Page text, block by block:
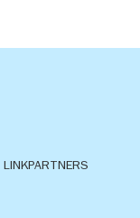
LINKPARTNERS